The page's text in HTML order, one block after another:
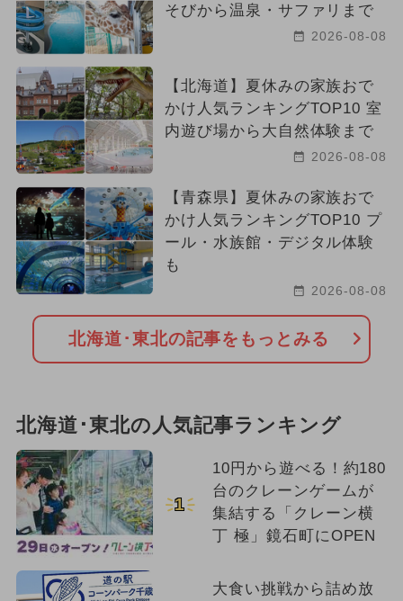
2026年9月のイベント
2024年5月のイベント
2024年10月のイベント
2025年6月のイベント 職業体験
2024年4月のイベント
2024年11月のイベント
2026年6月のイベント
2024年2月のイベント 春休み
クリスマス グルメフェス
そびから温泉・サファリまで
2026-08-08
【北海道】夏休みの家族おで
かけ人気ランキングTOP10 室
内遊び場から大自然体験まで
2026-08-08
【青森県】夏休みの家族おで
かけ人気ランキングTOP10 プ
ール・水族館・デジタル体験
も
2026-08-08
北海道･東北の記事をもっとみる
北海道･東北の人気記事ランキング
1
10円から遊べる！約180
台のクレーンゲームが
集結する「クレーン横
丁 極」鏡石町にOPEN
大食い挑戦から詰め放